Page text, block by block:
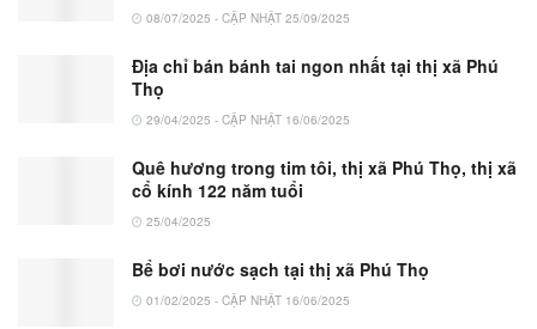
08/07/2025 - CẬP NHẬT 25/09/2025
Địa chỉ bán bánh tai ngon nhất tại thị xã Phú
Thọ
29/04/2025 - CẬP NHẬT 16/06/2025
Quê hương trong tim tôi, thị xã Phú Thọ, thị xã
cổ kính 122 năm tuổi
25/04/2025
Bể bơi nước sạch tại thị xã Phú Thọ
01/02/2025 - CẬP NHẬT 16/06/2025